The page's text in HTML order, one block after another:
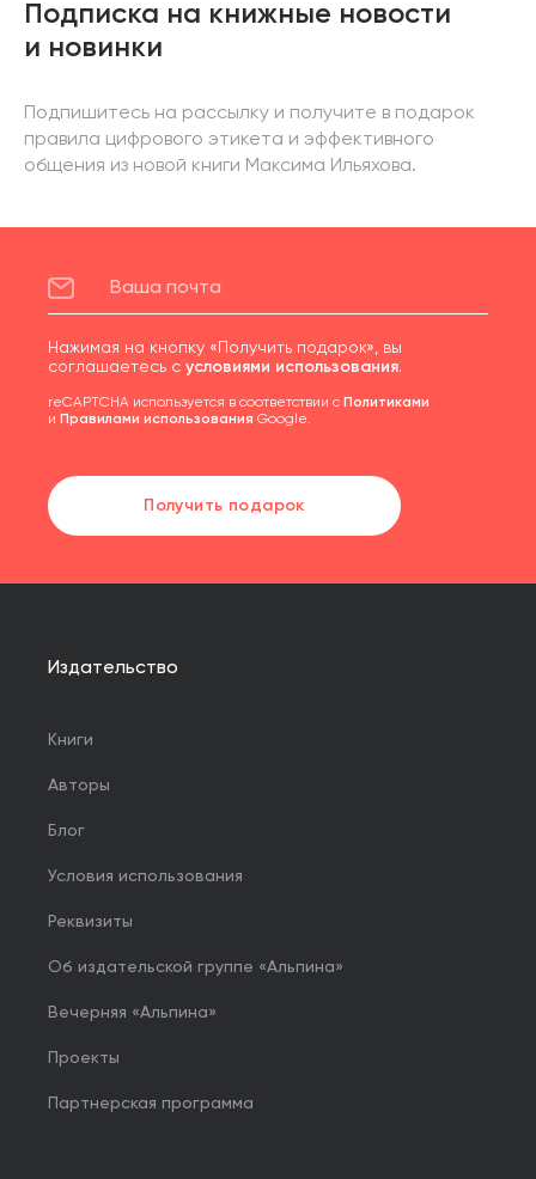
Подписка на книжные новости
и новинки
Подпишитесь на рассылку и получите в подарок
правила цифрового этикета и эффективного
общения из новой книги Максима Ильяхова.
Нажимая на кнопку «Получить подарок», вы
соглашаетесь с условиями использования.
reCAPTCHA используется в соответствии с Политиками
и Правилами использования Google.
Получить подарок
Издательство
Книги
Авторы
Блог
Условия использования
Реквизиты
Об издательской группе «Альпина»
Вечерняя «Альпина»
Проекты
Партнерская программа